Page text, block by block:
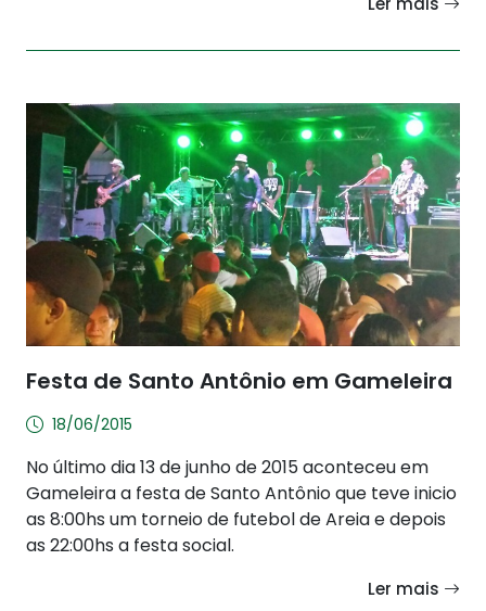
Festa de Santo Antônio em Gameleira
18/06/2015
No último dia 13 de junho de 2015 aconteceu em
Gameleira a festa de Santo Antônio que teve inicio
as 8:00hs um torneio de futebol de Areia e depois
as 22:00hs a festa social.
Ler mais